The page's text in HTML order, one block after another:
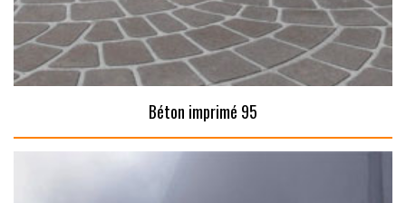
Béton imprimé 95